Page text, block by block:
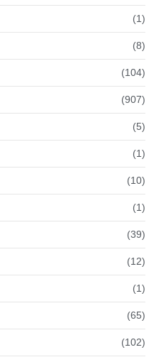
(1)
(8)
(104)
(907)
(5)
(1)
(10)
(1)
(39)
(12)
(1)
(65)
(102)